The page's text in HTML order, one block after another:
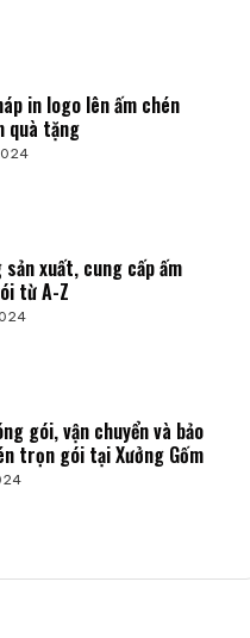
in logo lên ấm chén
quà tặng
sản xuất, cung cấp ấm
từ A-Z
gói, vận chuyển và bảo
trọn gói tại Xưởng Gốm